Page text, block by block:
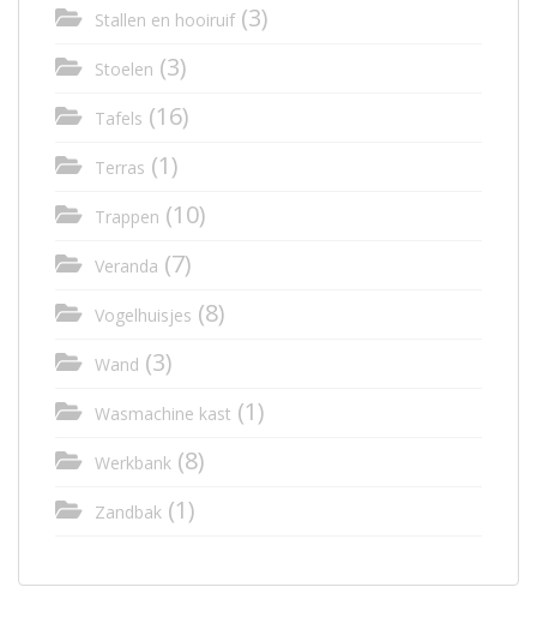
Stallen en hooiruif(3)
Stoelen (3)
Tafels (16)
Terras (1)
Trappen (10)
Veranda (7)
Vogelhuisjes (8)
Wand (3)
Wasmachine kast (1)
Werkbank (8)
Zandbak (1)